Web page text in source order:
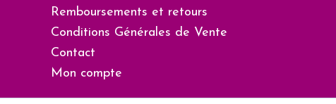
Remboursements et retours
Conditions Générales de Vente
Contact
Mon compte